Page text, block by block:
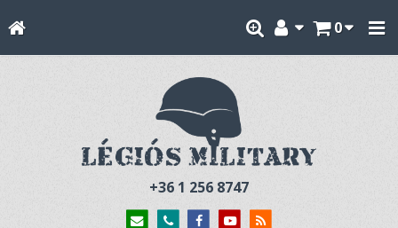
0
+36 1 256 8747